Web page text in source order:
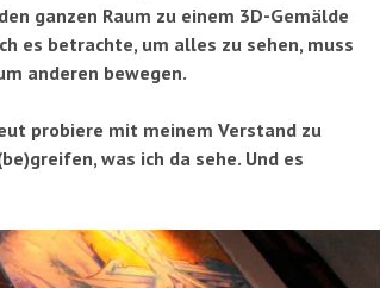
ganzen Raum zu einem 3D-Gemälde
es betrachte, um alles zu sehen, muss
anderen bewegen.
probiere mit meinem Verstand zu
was ich da sehe. Und es